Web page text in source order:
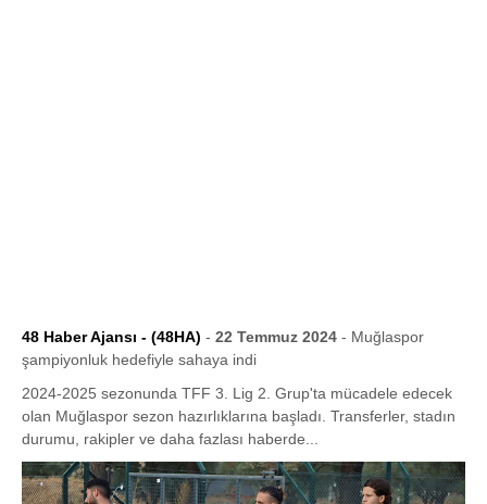
48 Haber Ajansı - (48HA) - 22 Temmuz 2024 - Muğlaspor
şampiyonluk hedefiyle sahaya indi
2024-2025 sezonunda TFF 3. Lig 2. Grup'ta mücadele edecek
olan Muğlaspor sezon hazırlıklarına başladı. Transferler, stadın
durumu, rakipler ve daha fazlası haberde...